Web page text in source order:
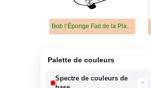
Bob l’Éponge Fait de la Planche à Roulettes
Palette de couleurs
Spectre de couleurs de
−